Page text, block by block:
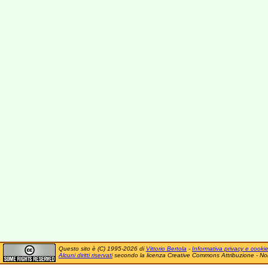
Questo sito è (C) 1995-2026 di Vittorio Bertola - Informativa privacy e cookie
Alcuni diritti riservatisecondo la licenza Creative Commons Attribuzione -